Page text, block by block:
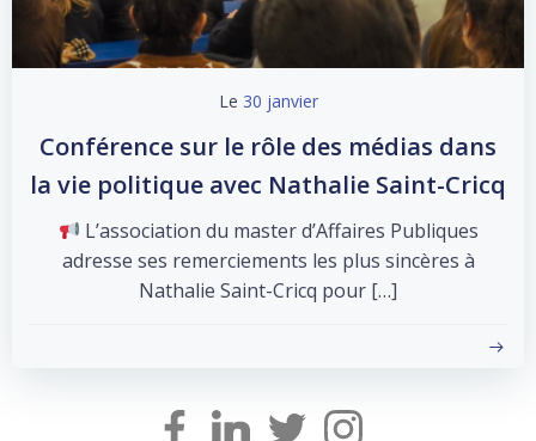
Le 30 janvier
Conférence sur le rôle des médias dans
la vie politique avec Nathalie Saint-Cricq
L’association du master d’Affaires Publiques
adresse ses remerciements les plus sincères à
Nathalie Saint-Cricq pour […]